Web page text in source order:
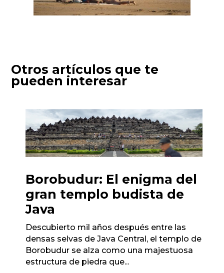
Otros artículos que te
pueden interesar
Borobudur: El enigma del
gran templo budista de
Java
Descubierto mil años después entre las
densas selvas de Java Central, el templo de
Borobudur se alza como una majestuosa
estructura de piedra que...